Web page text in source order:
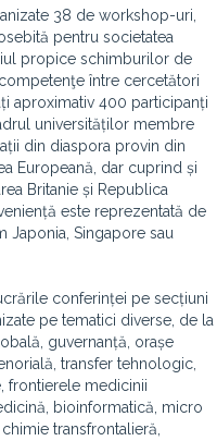
38 de workshop-uri,
pentru societatea
propice schimburilor de
între cercetători
aproximativ 400 participanți
universităților membre
din diaspora provin din
Europeană, dar cuprind și
Britanie și Republica
este reprezentată de
Japonia, Singapore sau
conferinței pe secțiuni
pe tematici diverse, de la
guvernanță, orașe
transfer tehnologic,
frontierele medicinii
bioinformatică, micro
transfrontalieră,